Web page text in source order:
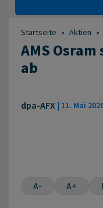
Startseite » Aktien »
AMS
ab
dpa-AFX | 11. Mai
A- A+